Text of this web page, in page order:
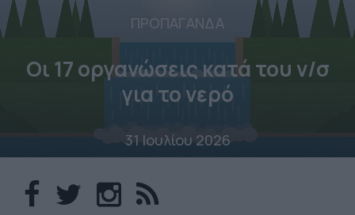
ΠΡΟΠΑΓΑΝΔΑ
Οι 17 οργανώσεις κατά του ν/σ
για το νερό
31 Ιουλίου 2026